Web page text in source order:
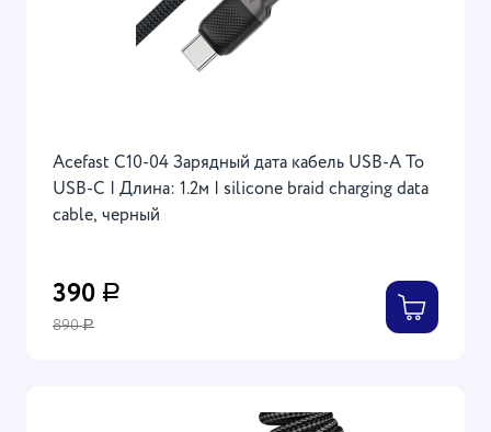
Acefast C10-04 Зарядный дата кабель USB-A To
USB-C | Длина: 1.2м | silicone braid charging data
cable, черный
390 Р
890Р